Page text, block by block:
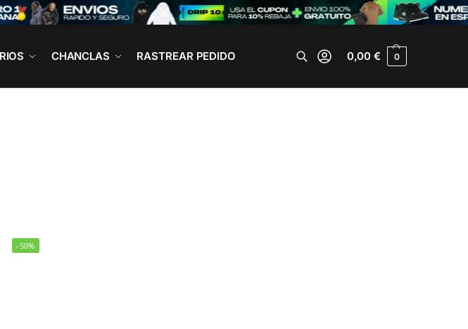
CHANCLAS RASTREAR PEDIDO 0,00€ 0
-50%